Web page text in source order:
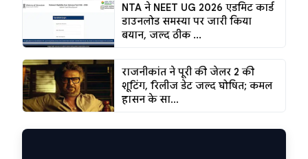
NTA ने NEET UG 2026 एडमिट कार्ड
डाउनलोड समस्या पर जारी किया
बयान, जल्द ठीक ...
राजनीकांत ने पूरी की जेलर 2 की
शूटिंग, रिलीज डेट जल्द घोषित; कमल
हासन के सा...